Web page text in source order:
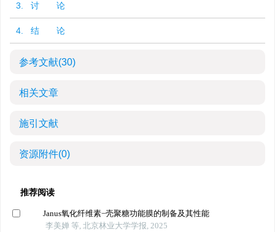
3. 讨 论
4. 结 论
参考文献(30)
相关文章
施引文献
资源附件(0)